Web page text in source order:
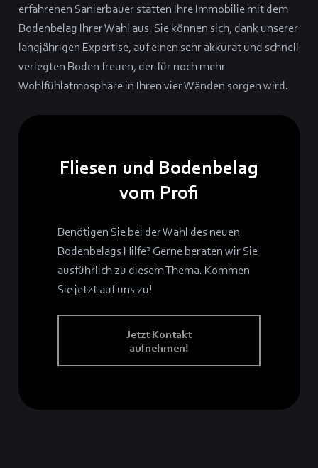
erfahrenen Sanierbauer statten Ihre Immobilie mit dem
Bodenbelag Ihrer Wahl aus. Sie können sich, dank unserer
langjährigen Expertise, auf einen sehr akkurat und schnell
verlegten Boden freuen, der für noch mehr
Wohlfühlatmosphäre in Ihren vier Wänden sorgen wird.
Fliesen und Bodenbelag
vom Profi
Benötigen Sie bei der Wahl des neuen
Bodenbelags Hilfe? Gerne beraten wir Sie
ausführlich zu diesem Thema. Kommen
Sie jetzt auf uns zu!
Jetzt Kontakt
aufnehmen!